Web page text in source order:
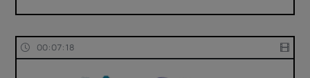
00:07:18